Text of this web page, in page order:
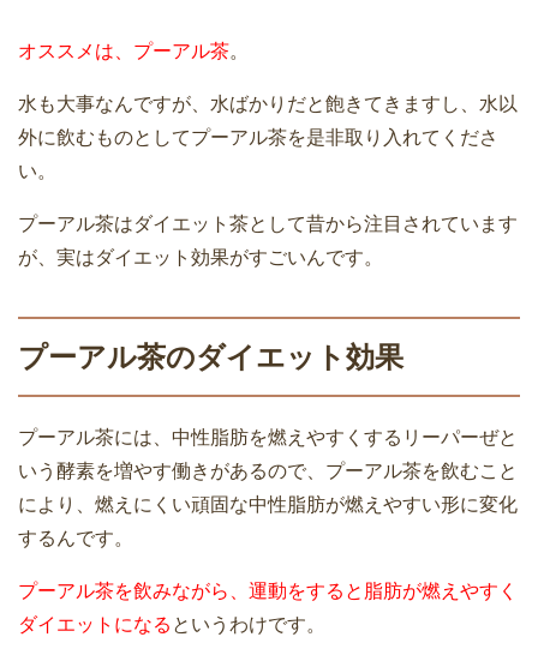
オススメは、プーアル茶。
水も大事なんですが、水ばかりだと飽きてきますし、水以
外に飲むものとしてプーアル茶を是非取り入れてくださ
い。
プーアル茶はダイエット茶として昔から注目されています
が、実はダイエット効果がすごいんです。
プーアル茶のダイエット効果
プーアル茶には、中性脂肪を燃えやすくするリーパーぜと
いう酵素を増やす働きがあるので、プーアル茶を飲むこと
により、燃えにくい頑固な中性脂肪が燃えやすい形に変化
するんです。
プーアル茶を飲みながら、運動をすると脂肪が燃えやすく
ダイエットになる というわけです。